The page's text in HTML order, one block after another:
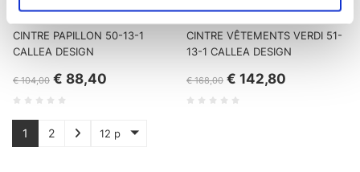
geografica, con un'approssimazione di qualche
metro,
Identificare il tuo dispositivo, scansionandolo
(impronte digitali).
e imposta le tue preferenze nella
modificare o ritirare il tuo consenso in qualsiasi momento
CINTRE PAPILLON 50-13-1
CALLEA DESIGN
€ 104,00 € 88,40
CINTRE VÊTEMENTS VERDI 51-
13-1 CALLEA DESIGN
€ 168,00 € 142,80
1 2 12 p